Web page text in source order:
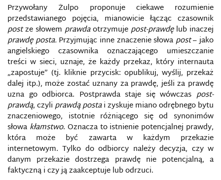
Przywołany Żulpo proponuje ciekawe rozumienie
przedstawianego pojęcia, mianowicie łącząc czasownik
postze słowem prawdaotrzymujepost-prawdęlub inaczej
prawdę posta. Przyjmując inne znaczenie słowapost– jako
angielskiego czasownika oznaczającego umieszczanie
treści w sieci, uznaje, że każdy przekaz, który internauta
„zapostuje” (tj. kliknie przycisk: opublikuj, wyślij, przekaż
dalej itp.), może zostać uznany za prawdę, jeśli za prawdę
uzna go odbiorca. Postprawda staje się wówczas post-
prawdą, czyliprawdą postai zyskuje miano odrębnego bytu
znaczeniowego, istotnie różniącego się od synonimów
słowa kłamstwo. Oznacza to istnienie potencjalnej prawdy,
która może być zawarta w każdym przekazie
internetowym. Tylko do odbiorcy należy decyzja, czy w
danym przekazie dostrzega prawdę nie potencjalną, a
faktyczną i czy ją zaakceptuje lub odrzuci.
FILTER BUBBLE
FRAMING
GATEKEEPING
GEOPOLITYKA INFORMACYJNA
GLOBALIZACJA INFORMACYJNA
HAKER
HAKTYWIZM